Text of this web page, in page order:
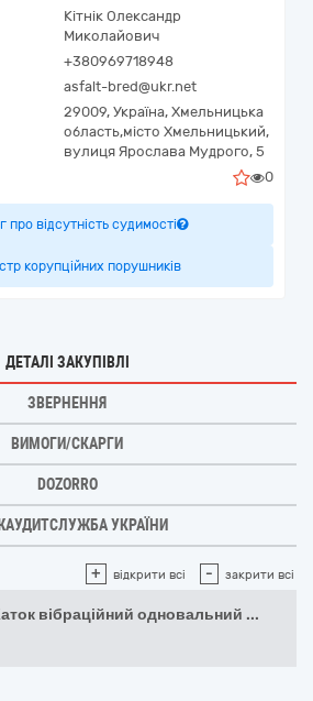
Кітнік Олександр
Миколайович
+380969718948
asfalt-bred@ukr.net
29009, Україна, Хмельницька
область,місто Хмельницький,
вулиця Ярослава Мудрого, 5
0
про відсутність судимості
корупційних порушників
ДЕТАЛІ ЗАКУПІВЛІ
ЗВЕРНЕННЯ
ВИМОГИ/СКАРГИ
DOZORRO
УКРАЇНИ
+ відкрити всі - закрити всі
вібраційний одновальний ...